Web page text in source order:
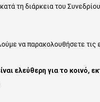
τη διάρκεια του
να παρακολουθήσετε τις
ελεύθερη για το κοινό,